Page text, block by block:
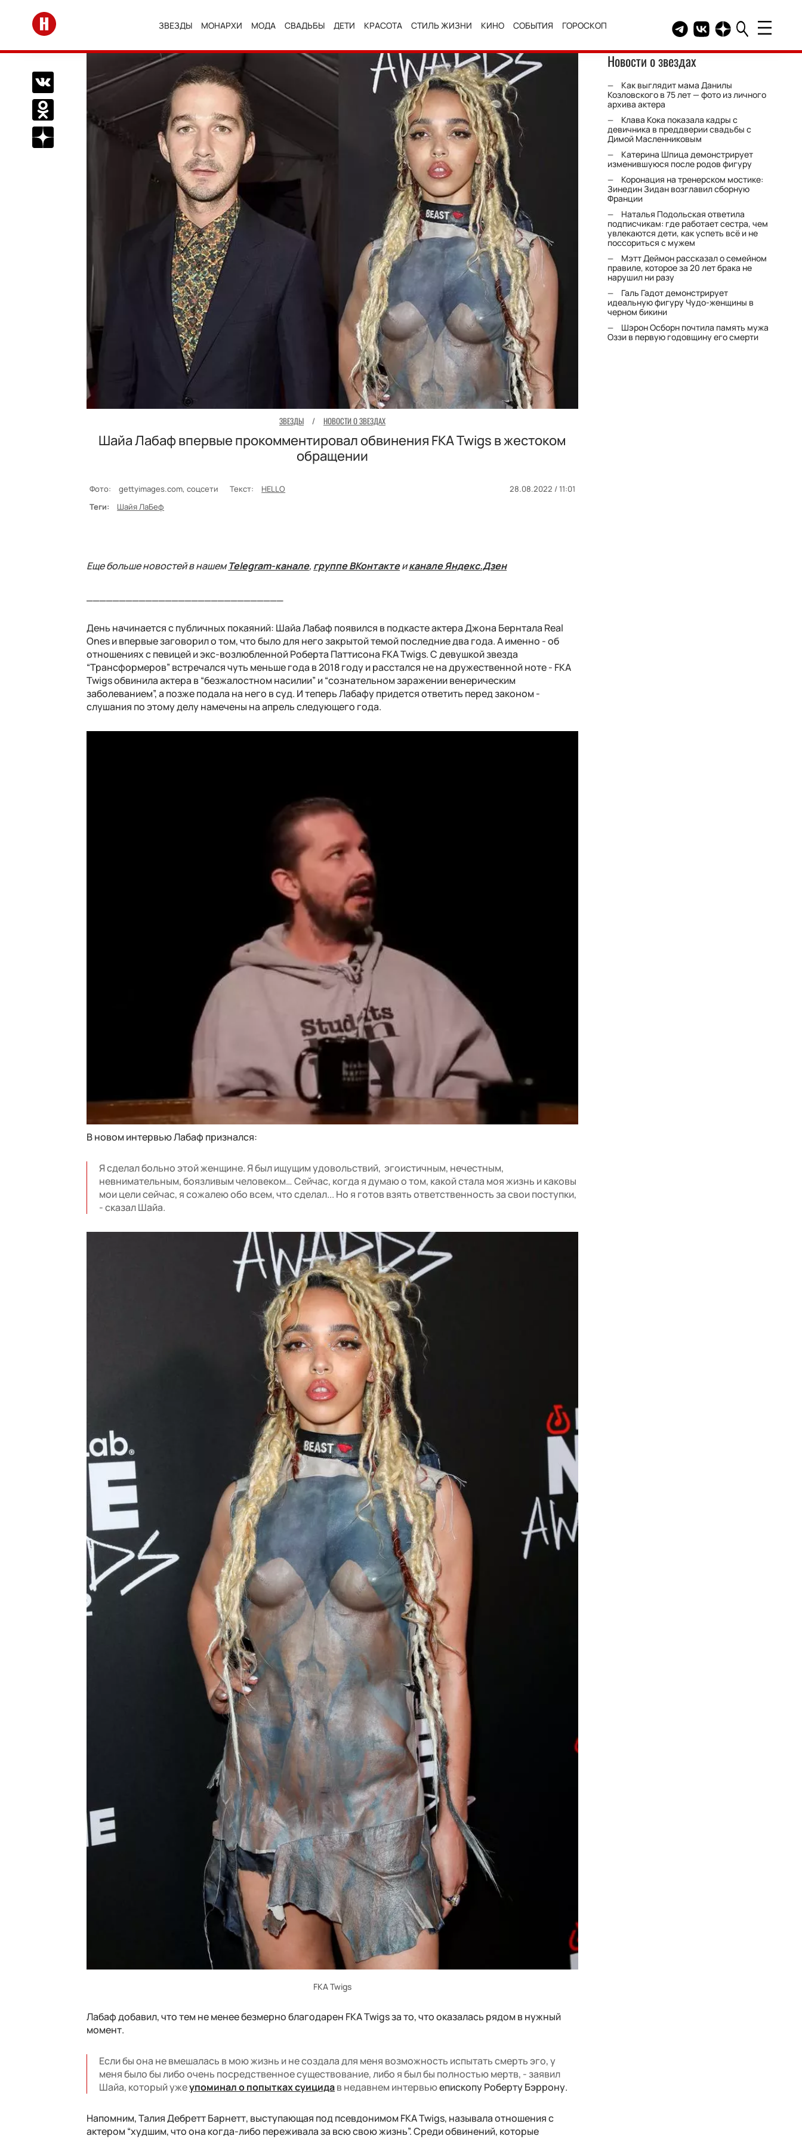
Перейти на главную
ЗВЕЗДЫ МОНАРХИ МОДА СВАДЬБЫ ДЕТИ КРАСОТА СТИЛЬ ЖИЗНИ КИНО СОБЫТИЯ ГОРОСКОП Telegram канал HELLO
Группа HELLO
Канал HELLO в
Поделиться Вконтакте
Поделиться в Одноклассниках
Подписаться на нас в Дзен
ЗВЕЗДЫ / НОВОСТИ О ЗВЕЗДАХ
Шайа Лабаф впервые прокомментировал обвинения FKA Twigs в жестоком
обращении
Фото: gettyimages.com, соцсети Текст: HELLO
28.08.2022 / 11:01
Теги:
Шайя ЛаБеф
Еще больше новостей в нашемTelegram-канале, группе ВКонтактеиканале Яндекс.Дзен
День начинается с публичных покаяний: Шайа Лабаф появился в подкасте актера Джона Бернтала Real
Ones и впервые заговорил о том, что было для него закрытой темой последние два года. А именно - об
отношениях с певицей и экс-возлюбленной Роберта Паттисона FKA Twigs. С девушкой звезда
“Трансформеров” встречался чуть меньше года в 2018 году и расстался не на дружественной ноте - FKA
Twigs обвинила актера в “безжалостном насилии” и “сознательном заражении венерическим
заболеванием”, а позже подала на него в суд. И теперь Лабафу придется ответить перед законом -
слушания по этому делу намечены на апрель следующего года.
В новом интервью Лабаф признался:
Я сделал больно этой женщине. Я был ищущим удовольствий, эгоистичным, нечестным,
невнимательным, боязливым человеком… Сейчас, когда я думаю о том, какой стала моя жизнь и каковы
мои цели сейчас, я сожалею обо всем, что сделал... Но я готов взять ответственность за свои поступки,
- сказал Шайа.
FKA Twigs
Лабаф добавил, что тем не менее безмерно благодарен FKA Twigs за то, что оказалась рядом в нужный
момент.
Если бы она не вмешалась в мою жизнь и не создала для меня возможность испытать смерть эго, у
меня было бы либо очень посредственное существование, либо я был бы полностью мертв, - заявил
Шайа, который ужеупоминал о попытках суицидав недавнем интервьюепископу Роберту Бэррону.
Напомним, Талия Дебретт Барнетт, выступающая под псевдонимом FKA Twigs, называла отношения с
актером “худшим, что она когда-либо переживала за всю свою жизнь”. Среди обвинений, которые
Новости о звездах
Как выглядит мама Данилы
Козловского в 75 лет — фото из личного
архива актера
Клава Кока показала кадры с
девичника в преддверии свадьбы с
Димой Масленниковым
Катерина Шпица демонстрирует
изменившуюся после родов фигуру
Коронация на тренерском мостике:
Зинедин Зидан возглавил сборную
Франции
Наталья Подольская ответила
подписчикам: где работает сестра, чем
увлекаются дети, как успеть всё и не
поссориться с мужем
Мэтт Деймон рассказал о семейном
правиле, которое за 20 лет брака не
нарушил ни разу
Галь Гадот демонстрирует
идеальную фигуру Чудо-женщины в
черном бикини
Шэрон Осборн почтила память мужа
Оззи в первую годовщину его смерти